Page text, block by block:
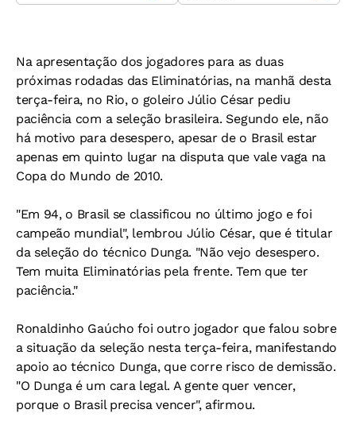
Na apresentação dos jogadores para as duas
próximas rodadas das Eliminatórias, na manhã desta
terça-feira, no Rio, o goleiro Júlio César pediu
paciência com a seleção brasileira. Segundo ele, não
há motivo para desespero, apesar de o Brasil estar
apenas em quinto lugar na disputa que vale vaga na
Copa do Mundo de 2010.
"Em 94, o Brasil se classificou no último jogo e foi
campeão mundial", lembrou Júlio César, que é titular
da seleção do técnico Dunga. "Não vejo desespero.
Tem muita Eliminatórias pela frente. Tem que ter
paciência."
Ronaldinho Gaúcho foi outro jogador que falou sobre
a situação da seleção nesta terça-feira, manifestando
apoio ao técnico Dunga, que corre risco de demissão.
"O Dunga é um cara legal. A gente quer vencer,
porque o Brasil precisa vencer", afirmou.